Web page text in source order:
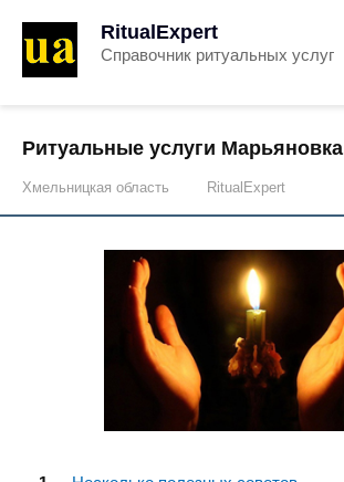
RitualExpert
Справочник ритуальных услуг
Ритуальные услуги Марьяновка
Хмельницкая область RitualExpert